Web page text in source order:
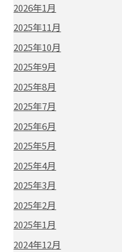
2026年1月
2025年11月
2025年10月
2025年9月
2025年8月
2025年7月
2025年6月
2025年5月
2025年4月
2025年3月
2025年2月
2025年1月
2024年12月